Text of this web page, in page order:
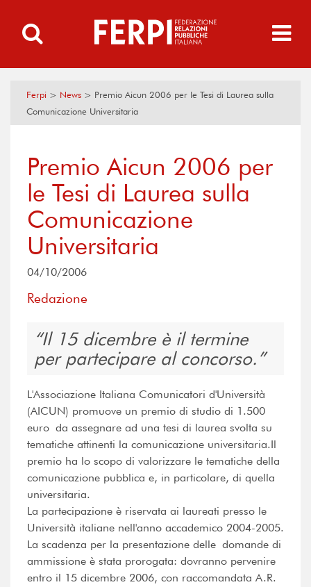
Ferpi > News > Premio Aicun 2006 per le Tesi di Laurea sulla
Comunicazione Universitaria
Premio Aicun 2006 per
le Tesi di Laurea sulla
Comunicazione
Universitaria
04/10/2006
Redazione
Il 15 dicembre è il termine
per partecipare al concorso.
L'Associazione Italiana Comunicatori d'Università
(AICUN) promuove un premio di studio di 1.500
euro da assegnare ad una tesi di laurea svolta su
tematiche attinenti la comunicazione universitaria.Il
premio ha lo scopo di valorizzare le tematiche della
comunicazione pubblica e, in particolare, di quella
universitaria.
La partecipazione è riservata ai laureati presso le
Università italiane nell'anno accademico 2004-2005.
La scadenza per la presentazione delle domande di
ammissione è stata prorogata: dovranno pervenire
entro il 15 dicembre 2006, con raccomandata A.R.